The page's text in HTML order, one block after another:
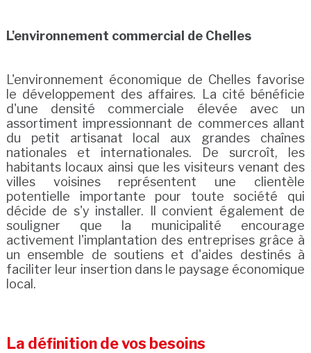
L'environnement commercial de Chelles
L'environnement économique de Chelles favorise
le développement des affaires. La cité bénéficie
d'une densité commerciale élevée avec un
assortiment impressionnant de commerces allant
du petit artisanat local aux grandes chaînes
nationales et internationales. De surcroît, les
habitants locaux ainsi que les visiteurs venant des
villes voisines représentent une clientèle
potentielle importante pour toute société qui
décide de s'y installer. Il convient également de
souligner que la municipalité encourage
activement l'implantation des entreprises grâce à
un ensemble de soutiens et d'aides destinés à
faciliter leur insertion dans le paysage économique
local.
La définition de vos besoins